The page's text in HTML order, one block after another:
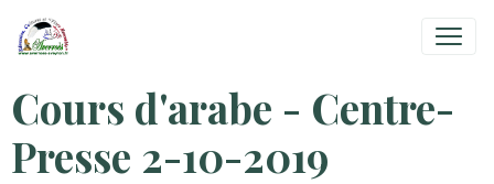
Cours d'arabe - Centre-
Presse 2-10-2019